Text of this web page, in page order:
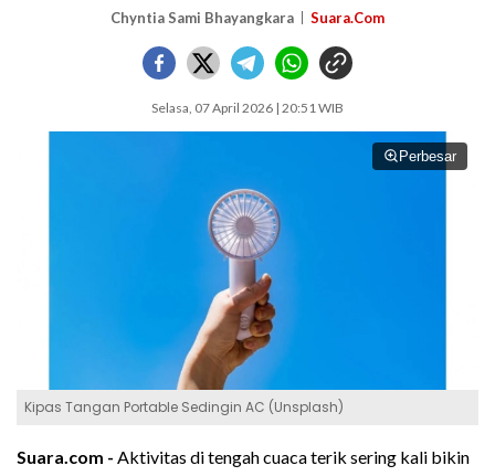
Chyntia Sami Bhayangkara Suara.Com
Selasa, 07 April 2026 | 20:51 WIB
Perbesar
Kipas Tangan Portable Sedingin AC (Unsplash)
Suara.com - Aktivitas di tengah cuaca terik sering kali bikin